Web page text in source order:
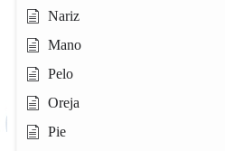
Nariz
Mano
Pelo
Oreja
Pie